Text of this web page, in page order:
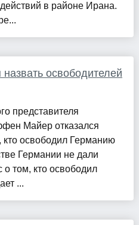
в районе Ирана.
освободителей
представителя
Майер отказался
кто освободил Германию
Германии не дали
о том, кто освободил
...